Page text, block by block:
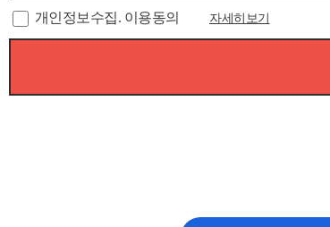
개인정보수집. 이용동의 자세히보기